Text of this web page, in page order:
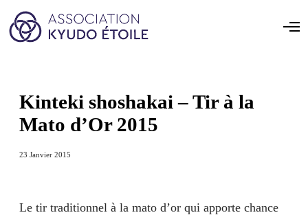
Kinteki shoshakai – Tir à la
Mato d’Or 2015
23 Janvier 2015
Le tir traditionnel à la mato d’or qui apporte chance